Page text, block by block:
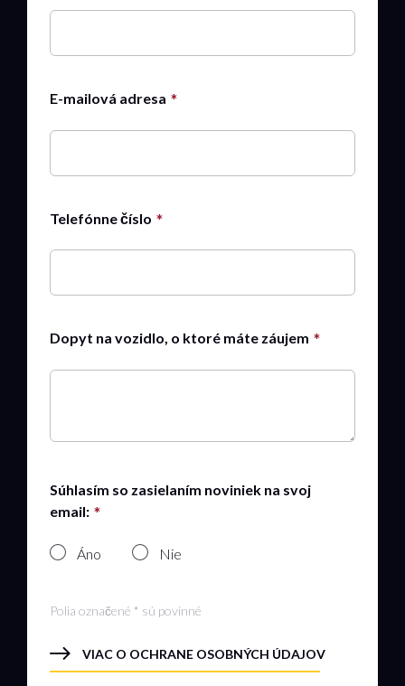
E-mailová adresa
Telefónne číslo
Dopyt na vozidlo, o ktoré máte záujem
Súhlasím so zasielaním noviniek na svoj
email:
Áno Nie
Polia označené * sú povinné
VIAC O OCHRANE OSOBNÝCH ÚDAJOV